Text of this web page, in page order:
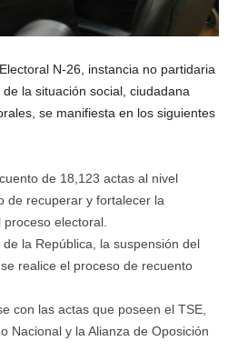
N-26, instancia no partidaria
la situación social, ciudadana
se manifiesta en los siguientes
de 18,123 actas al nivel
de recuperar y fortalecer la
electoral.
la República, la suspensión del
realice el proceso de recuento
con las actas que poseen el TSE,
Nacional y la Alianza de Oposición